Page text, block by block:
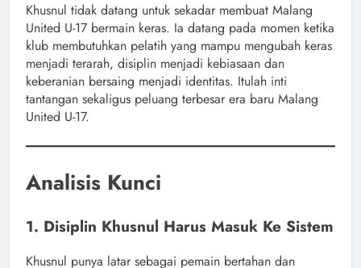
Khusnul tidak datang untuk sekadar membuat Malang
United U-17 bermain keras. Ia datang pada momen ketika
klub membutuhkan pelatih yang mampu mengubah keras
menjadi terarah, disiplin menjadi kebiasaan dan
keberanian bersaing menjadi identitas. Itulah inti
tantangan sekaligus peluang terbesar era baru Malang
United U-17.
Analisis Kunci
1. Disiplin Khusnul Harus Masuk Ke Sistem
Khusnul punya latar sebagai pemain bertahan dan